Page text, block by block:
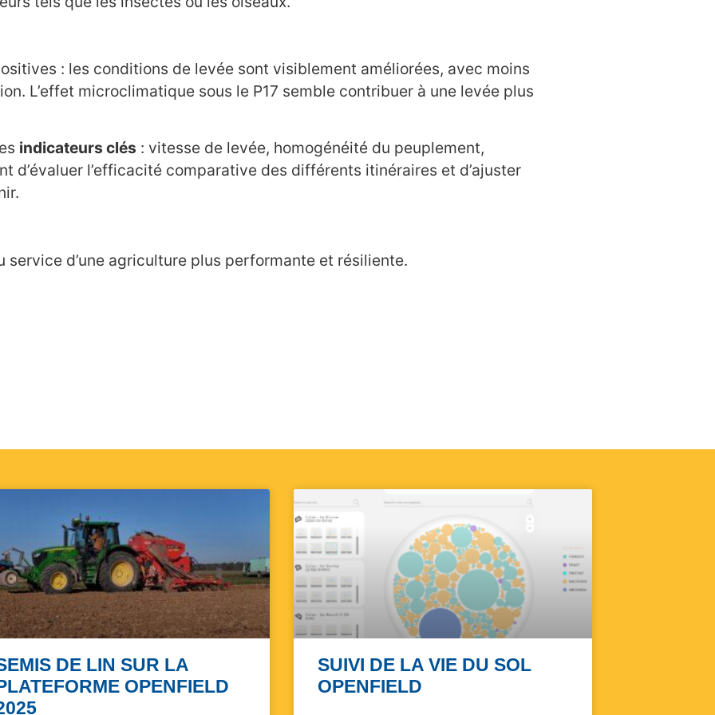
: les conditions de levée sont visiblement améliorées, avec moins
L’effet microclimatique sous le P17 semble contribuer à une levée plus
indicateurs clés : vitesse de levée, homogénéité du peuplement,
l’efficacité comparative des différents itinéraires et d’ajuster
d’une agriculture plus performante et résiliente.
DE LIN SUR LA
OPENFIELD
SUIVI DE LA VIE DU SOL
OPENFIELD